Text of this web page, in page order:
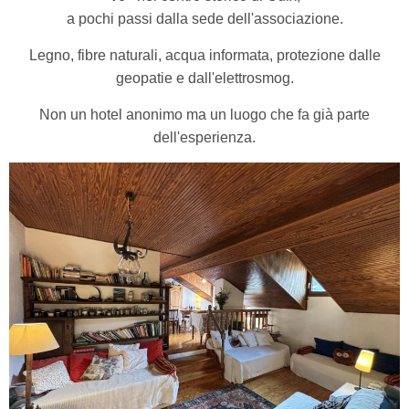
a pochi passi dalla sede dell'associazione.
Legno, fibre naturali, acqua informata, protezione dalle
geopatie e dall'elettrosmog.
Non un hotel anonimo ma un luogo che fa già parte
dell'esperienza.